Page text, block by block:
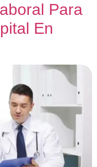
Para
En